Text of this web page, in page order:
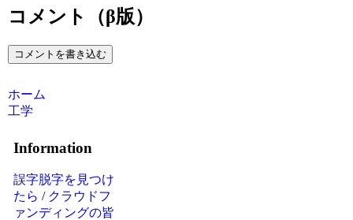
コメント（β版）
コメントを書き込む
ホーム
工学
Information
誤字脱字を見つけ
たら / クラウドフ
ァンディングの皆